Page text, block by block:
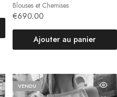
Blouses et Chemises
€690.00
Ajouter au panier
VENDU